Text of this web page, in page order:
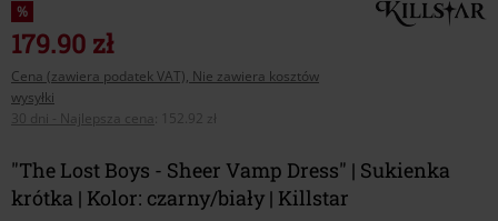
%
179.90 zł
Cena (zawiera podatek VAT), Nie zawiera kosztów
wysyłki
30 dni - Najlepsza cena
152.92 zł
"The Lost Boys - Sheer Vamp Dress" | Sukienka
krótka | Kolor: czarny/biały | Killstar